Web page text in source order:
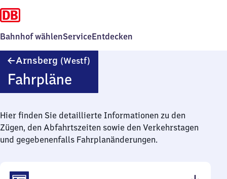
Bahnhof wählenServiceEntdecken
Arnsberg (Westf)
Fahrpläne
Hier finden Sie detaillierte Informationen zu den
Zügen, den Abfahrtszeiten sowie den Verkehrstagen
und gegebenenfalls Fahrplanänderungen.